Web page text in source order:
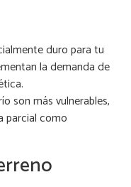
duro para tu
la demanda de
son más vulnerables,
parcial como